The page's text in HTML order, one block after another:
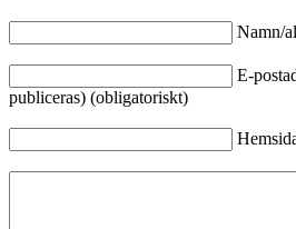
Namn/
E-
publiceras) (obligatoriskt)